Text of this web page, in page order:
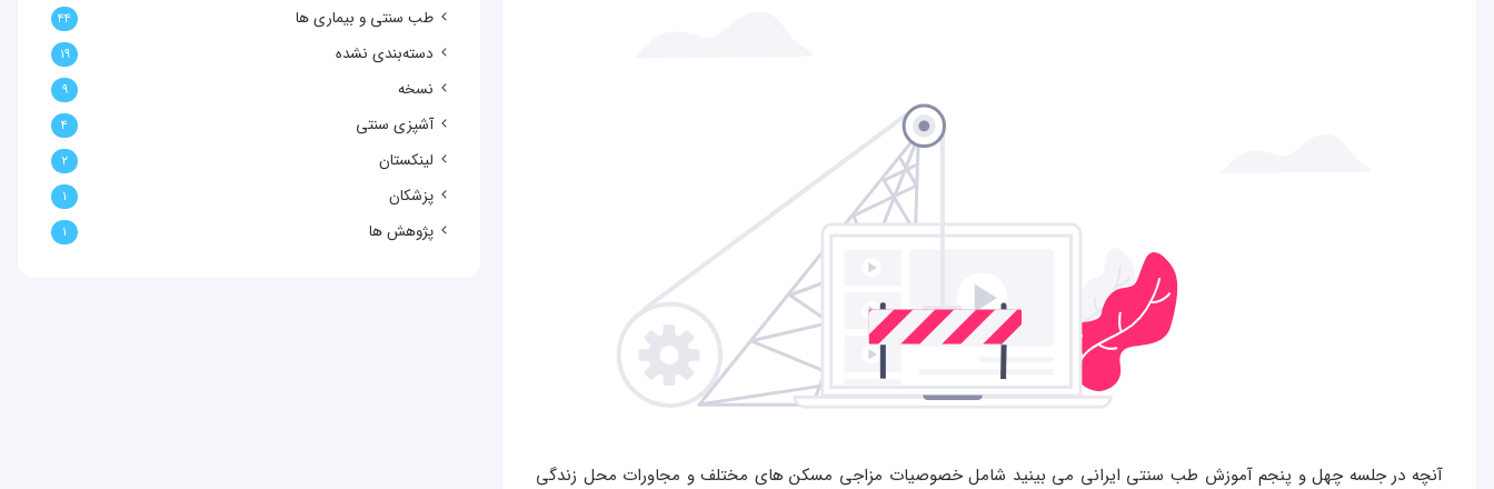
آنچه در جلسه چهل و پنجم آموزش طب سنتی ایرانی می بینید شامل خصوصیات مزاجی مسکن های مختلف و مجاورات محل زندگی
طب سنتی و بیماری ها ۴۴
دسته‌بندی نشده ۱۹
نسخه ۹
آشپزی سنتی ۴
لینکستان ۲
پزشکان ۱
پژوهش ها ۱